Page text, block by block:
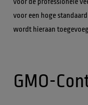
voor de professionele
voor een hoge
wordt hieraan